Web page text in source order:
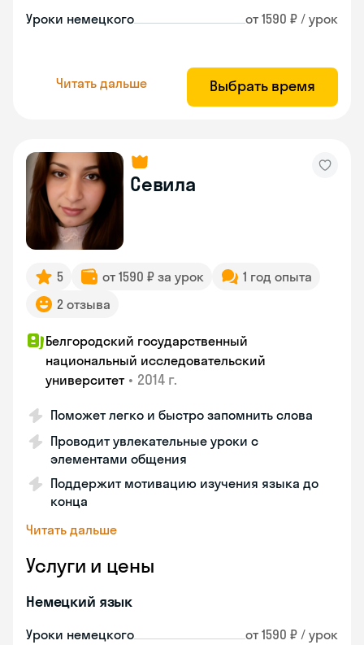
Уроки немецкого от 1590 ₽ / урок
Читать дальше Выбрать время
Севила
5 от 1590 ₽ за урок
1 год опыта
2 отзыва
Белгородский государственный
национальный исследовательский
университет • 2014 г.
Поможет легко и быстро запомнить слова
Проводит увлекательные уроки с
элементами общения
Поддержит мотивацию изучения языка до
конца
Читать дальше
Услуги и цены
Немецкий язык
Уроки немецкого от 1590 ₽ / урок